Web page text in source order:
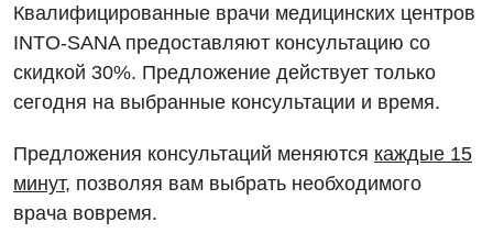
Программа лояльности
Отзывы
Инструментальная диагностика
Компьютерная томография
Нейросонография
Диагностическое отделение
Дневной стационар
Онкологическое отделение
Отдел госпитализации
Отделение интенсивной терапии
Квалифицированные врачи медицинских центров
INTO-SANA предоставляют консультацию со
скидкой 30%. Предложение действует только
сегодня на выбранные консультации и время.
Предложения консультаций меняются каждые 15
минут, позволяя вам выбрать необходимого
врача вовремя.